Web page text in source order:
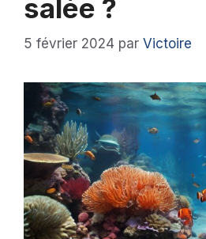
salée ?
5 février 2024 par Victoire